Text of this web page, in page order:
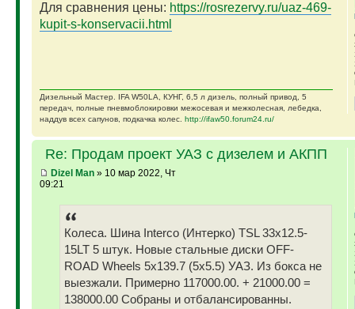
Для сравнения цены: https://rosrezervy.ru/uaz-469-
kupit-s-konservacii.html
Дизельный Мастер. IFA W50LA, КУНГ, 6,5 л дизель, полный привод, 5
передач, полные пневмоблокировки межосевая и межколесная, лебедка,
наддув всех сапунов, подкачка колес. http://ifaw50.forum24.ru/
Re: Продам проект УАЗ с дизелем и АКПП
Dizel Man» 10 мар 2022, Чт
09:21
Колеса. Шина Interco (Интерко) TSL 33x12.5-
15LT 5 штук. Новые стальные диски OFF-
ROAD Wheels 5x139.7 (5x5.5) УАЗ. Из бокса не
выезжали. Примерно 117000.00. + 21000.00 =
138000.00 Собраны и отбалансированны.